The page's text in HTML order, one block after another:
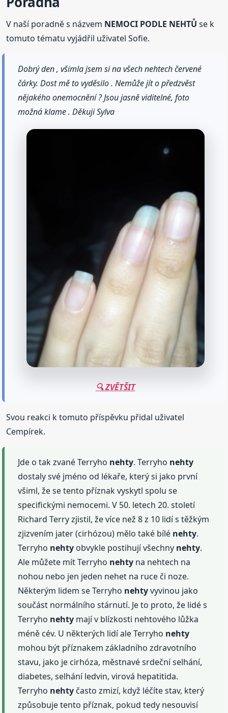
V naší poradně s názvem NEMOCI PODLE NEHTŮ se k
tomuto tématu vyjádřil uživatel Sofie.
Dobrý den , všimla jsem si na všech nehtech červené
čárky. Dost mě to vyděsilo . Nemůže jít o předzvěst
nějakého onemocnění ? Jsou jasně viditelné, foto
možná klame . Děkuji Sylva
🔍 ZVĚTŠIT
Svou reakci k tomuto příspěvku přidal uživatel
Cempírek.
Jde o tak zvané Terryho nehty. Terryho nehty
dostaly své jméno od lékaře, který si jako první
všiml, že se tento příznak vyskytl spolu se
specifickými nemocemi. V 50. letech 20. století
Richard Terry zjistil, že více než 8 z 10 lidí s těžkým
zjizvením jater (cirhózou) mělo také bílé nehty.
Terryho nehty obvykle postihují všechny nehty.
Ale můžete mít Terryho nehty na nehtech na
nohou nebo jen jeden nehet na ruce či noze.
Některým lidem se Terryho nehtyvyvinou jako
součást normálního stárnutí. Je to proto, že lidé s
Terryho nehty mají v blízkosti nehtového lůžka
méně cév. U některých lidí ale Terryho nehty
mohou být příznakem základního zdravotního
stavu, jako je cirhóza, městnavé srdeční selhání,
diabetes, selhání ledvin, virová hepatitida.
Terryho nehty často zmizí, když léčíte stav, který
způsobuje tento příznak, pokud tedy nesouvisí